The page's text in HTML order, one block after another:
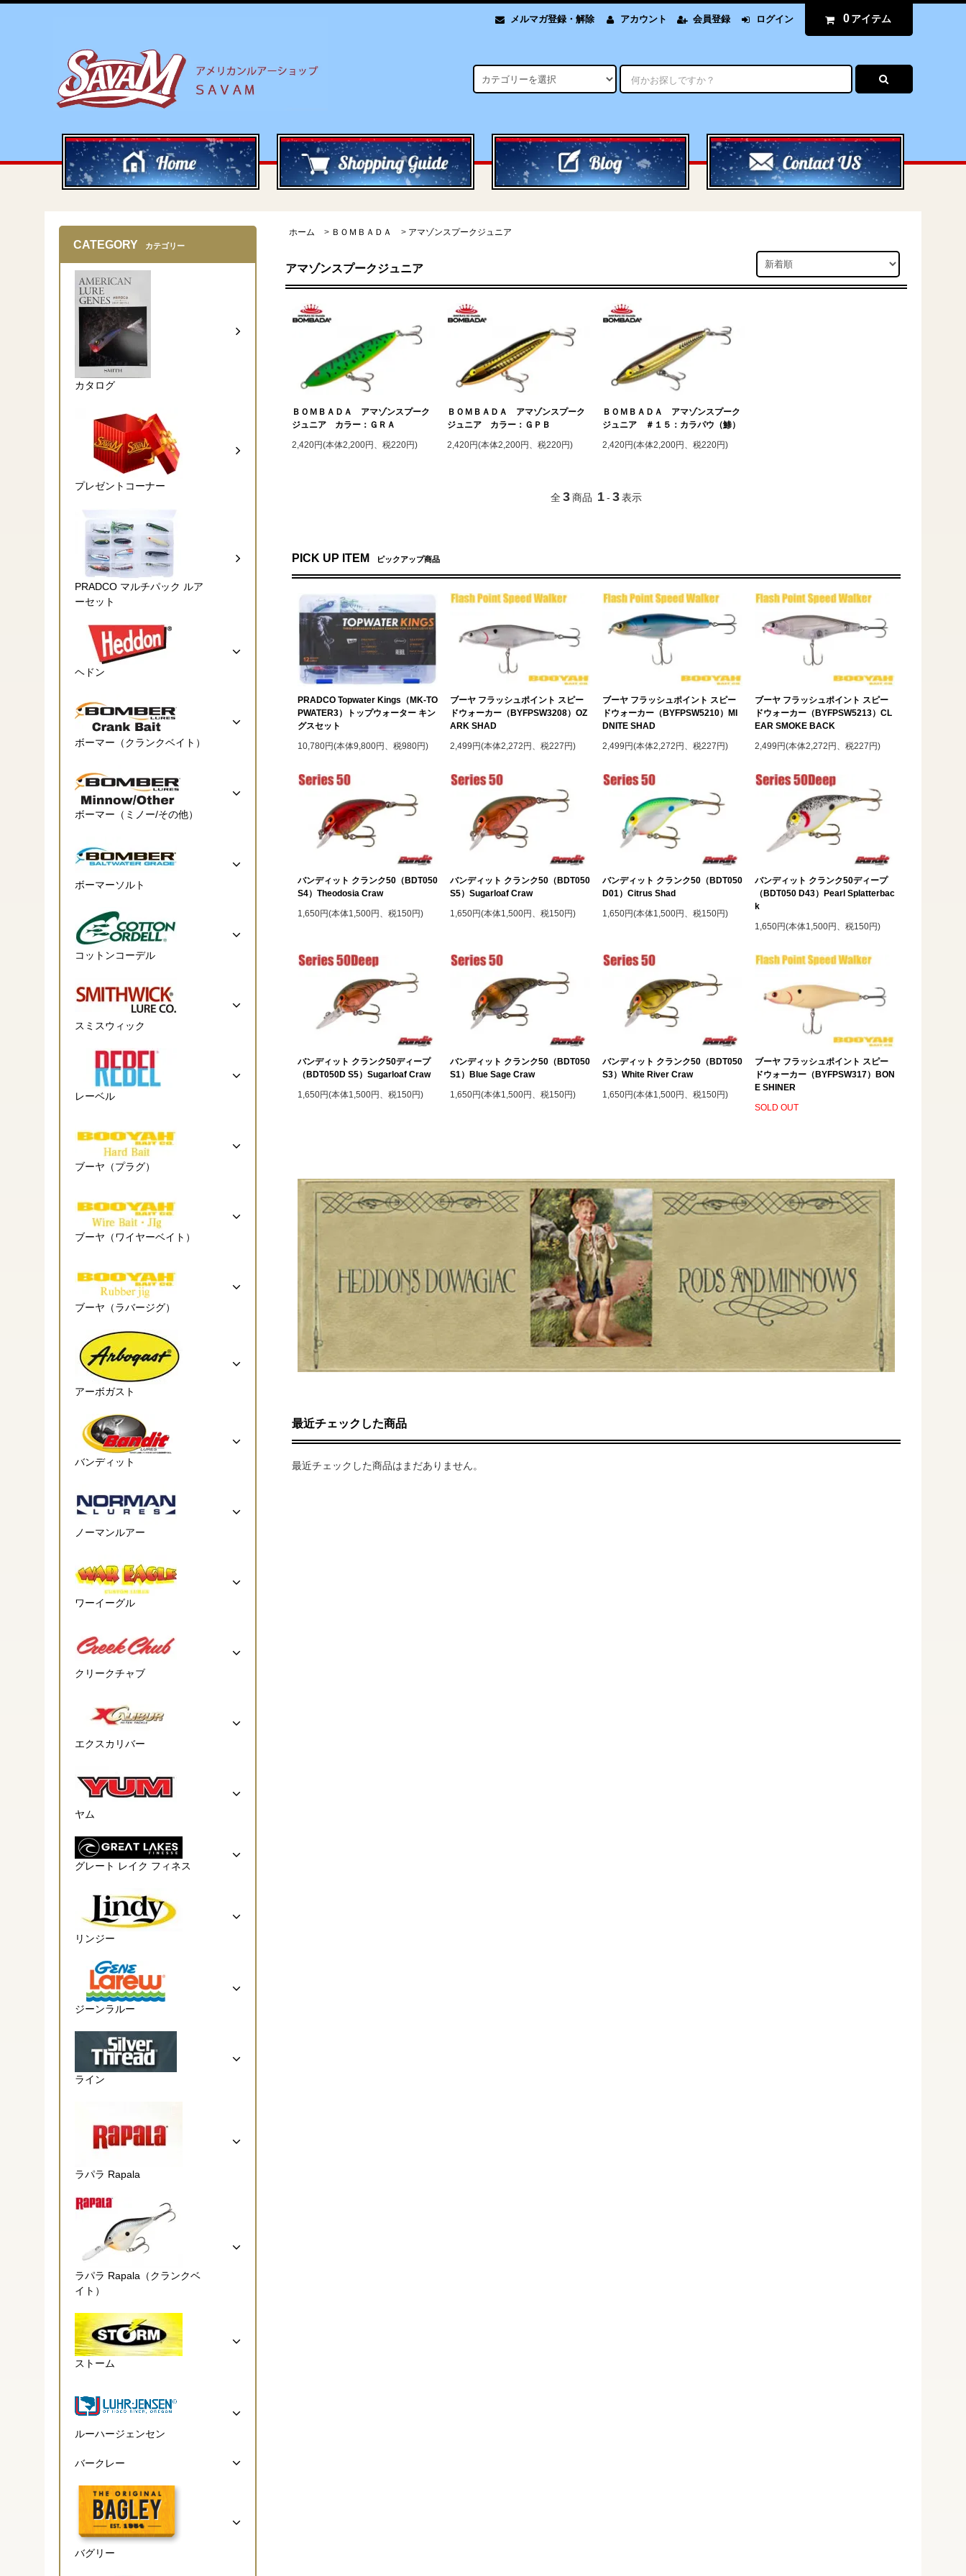
メルマガ登録・解除 アカウント 会員登録 ログイン 0 アイテム
ホーム > ＢＯＭＢＡＤＡ > アマゾンスプークジュニア
アマゾンスプークジュニア
ＢＯＭＢＡＤＡ アマゾンスプーク
ジュニア カラー：ＧＲＡ
2,420円(本体2,200円、税220円)
ＢＯＭＢＡＤＡ アマゾンスプーク
ジュニア カラー：ＧＰＢ
2,420円(本体2,200円、税220円)
ＢＯＭＢＡＤＡ アマゾンスプーク
ジュニア ＃１５：カラパウ（鯵）
2,420円(本体2,200円、税220円)
全3商品 1- 3表示
PICK UP ITEM ピックアップ商品
PRADCO Topwater Kings（MK-TO
PWATER3）トップウォーター キン
グスセット
10,780円(本体9,800円、税980円)
ブーヤ フラッシュポイント スピー
ドウォーカー（BYFPSW3208）OZ
ARK SHAD
2,499円(本体2,272円、税227円)
ブーヤ フラッシュポイント スピー
ドウォーカー（BYFPSW5210）MI
DNITE SHAD
2,499円(本体2,272円、税227円)
ブーヤ フラッシュポイント スピー
ドウォーカー（BYFPSW5213）CL
EAR SMOKE BACK
2,499円(本体2,272円、税227円)
バンディット クランク50（BDT050
S4）Theodosia Craw
1,650円(本体1,500円、税150円)
バンディット クランク50（BDT050
S5）Sugarloaf Craw
1,650円(本体1,500円、税150円)
バンディット クランク50（BDT050
D01）Citrus Shad
1,650円(本体1,500円、税150円)
バンディット クランク50ディープ
（BDT050 D43）Pearl Splatterbac
k
1,650円(本体1,500円、税150円)
バンディット クランク50ディープ
（BDT050D S5）Sugarloaf Craw
1,650円(本体1,500円、税150円)
バンディット クランク50（BDT050
S1）Blue Sage Craw
1,650円(本体1,500円、税150円)
バンディット クランク50（BDT050
S3）White River Craw
1,650円(本体1,500円、税150円)
ブーヤ フラッシュポイント スピー
ドウォーカー（BYFPSW317）BON
E SHINER
SOLD OUT
最近チェックした商品
最近チェックした商品はまだありません。
CATEGORY カテゴリー
カタログ
プレゼントコーナー
PRADCO マルチパック ルア
ーセット
ヘドン
ボーマー（クランクベイト）
ボーマー（ミノー/その他）
ボーマーソルト
コットンコーデル
スミスウィック
レーベル
ブーヤ（プラグ）
ブーヤ（ワイヤーベイト）
ブーヤ（ラバージグ）
アーボガスト
バンディット
ノーマンルアー
ワーイーグル
クリークチャブ
エクスカリバー
ヤム
グレート レイク フィネス
リンジー
ジーンラルー
ライン
ラパラ Rapala
ラパラ Rapala（クランクベ
イト）
ストーム
ルーハージェンセン
バークレー
バグリー